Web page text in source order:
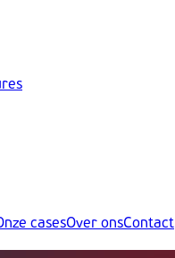
casesOver onsContact